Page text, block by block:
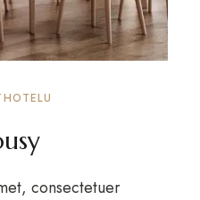
consectetuer